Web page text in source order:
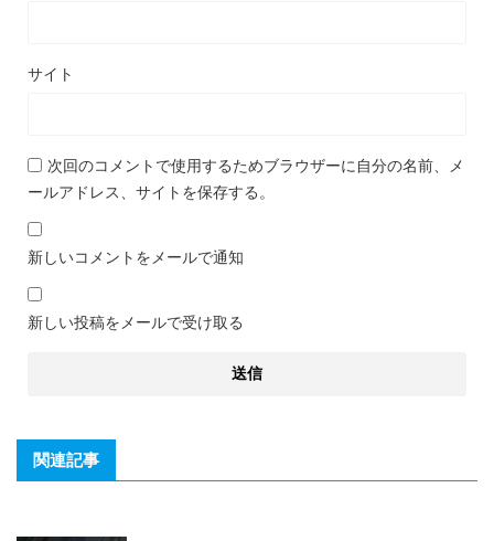
サイト
次回のコメントで使用するためブラウザーに自分の名前、メ
ールアドレス、サイトを保存する。
新しいコメントをメールで通知
新しい投稿をメールで受け取る
関連記事